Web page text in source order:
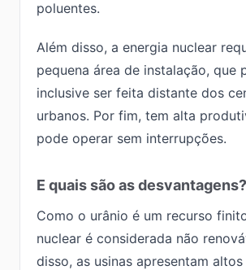
poluentes.
Além disso, a energia nuclear
pequena área de instalação, que
inclusive ser feita distante dos
urbanos. Por fim, tem alta
pode operar sem interrupções.
E quais são as desvantagens?
Como o urânio é um recurso
nuclear é considerada não
disso, as usinas apresentam